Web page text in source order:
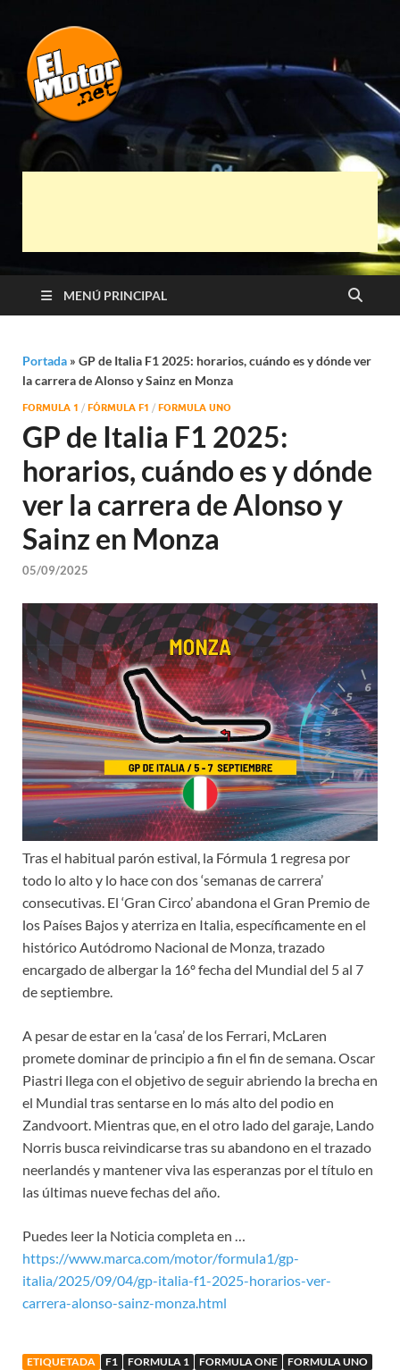
El Motor punto
Net
Automóviles
MENÚ PRINCIPAL
Portada » GP de Italia F1 2025: horarios, cuándo es y dónde ver
la carrera de Alonso y Sainz en Monza
FORMULA 1 / FÓRMULA F1 / FORMULA UNO
GP de Italia F1 2025:
horarios, cuándo es y dónde
ver la carrera de Alonso y
Sainz en Monza
05/09/2025
Tras el habitual parón estival, la Fórmula 1 regresa por
todo lo alto y lo hace con dos ‘semanas de carrera’
consecutivas. El ‘Gran Circo’ abandona el Gran Premio de
los Países Bajos y aterriza en Italia, específicamente en el
histórico Autódromo Nacional de Monza, trazado
encargado de albergar la 16º fecha del Mundial del 5 al 7
de septiembre.
A pesar de estar en la ‘casa’ de los Ferrari, McLaren
promete dominar de principio a fin el fin de semana. Oscar
Piastri llega con el objetivo de seguir abriendo la brecha en
el Mundial tras sentarse en lo más alto del podio en
Zandvoort. Mientras que, en el otro lado del garaje, Lando
Norris busca reivindicarse tras su abandono en el trazado
neerlandés y mantener viva las esperanzas por el título en
las últimas nueve fechas del año.
Puedes leer la Noticia completa en …
https://www.marca.com/motor/formula1/gp-
italia/2025/09/04/gp-italia-f1-2025-horarios-ver-
carrera-alonso-sainz-monza.html
ETIQUETADA F1 FORMULA 1 FORMULA ONE FORMULA UNO